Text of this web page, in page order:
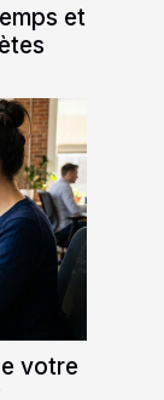
et
votre